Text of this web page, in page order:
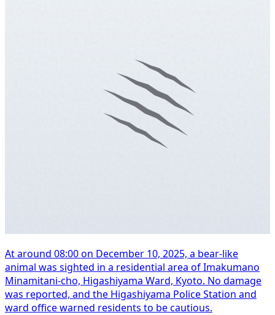
At around 08:00 on December 10, 2025, a bear-like
animal was sighted in a residential area of Imakumano
Minamitani-cho, Higashiyama Ward, Kyoto. No damage
was reported, and the Higashiyama Police Station and
ward office warned residents to be cautious.